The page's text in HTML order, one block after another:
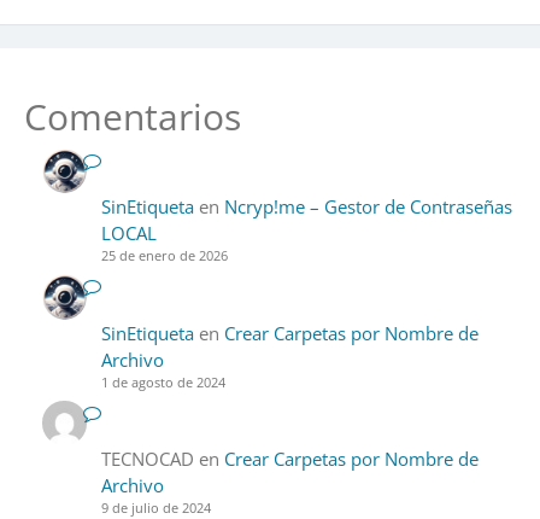
Comentarios
SinEtiquetaen Ncryp!me – Gestor de Contraseñas
LOCAL
25 de enero de 2026
SinEtiquetaen Crear Carpetas por Nombre de
Archivo
1 de agosto de 2024
TECNOCAD en Crear Carpetas por Nombre de
Archivo
9 de julio de 2024